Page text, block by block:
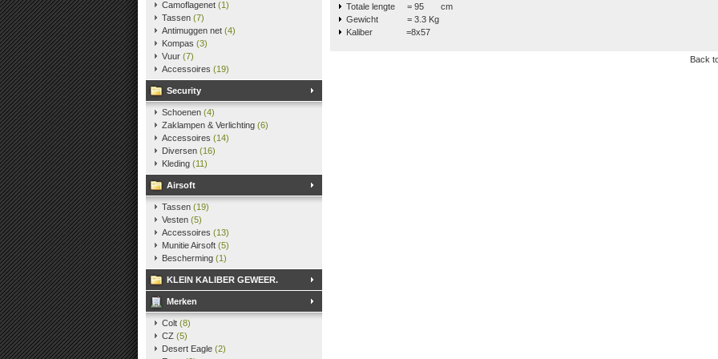
Camoflagenet (1)
Tassen (7)
Antimuggen net (4)
Kompas (3)
Vuur (7)
Accessoires (19)
Security
Schoenen (4)
Zaklampen & Verlichting (6)
Accessoires (14)
Diversen (16)
Kleding (11)
Airsoft
Tassen (19)
Vesten (5)
Accessoires (13)
Munitie Airsoft (5)
Bescherming (1)
KLEIN KALIBER GEWEER.
Merken
Colt (8)
CZ (5)
Desert Eagle (2)
Totale lengte = 95 cm
Gewicht = 3.3 Kg
Kaliber =8x57
Back